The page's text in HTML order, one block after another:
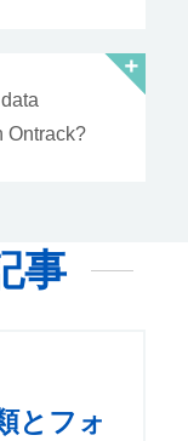
Ontrack?
事
とフォ